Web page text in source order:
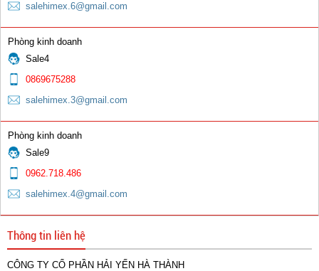
salehimex.6@gmail.com
Phòng kinh doanh
Sale4
0869675288
salehimex.3@gmail.com
Phòng kinh doanh
Sale9
0962.718.486
salehimex.4@gmail.com
Thông tin liên hệ
CÔNG TY CỔ PHẦN HẢI YẾN HÀ THÀNH